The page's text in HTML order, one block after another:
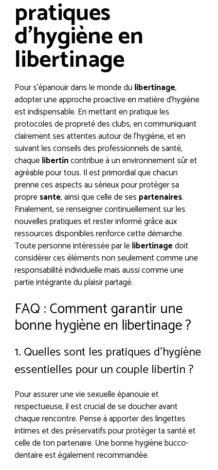
pratiques
d’hygiène en
libertinage
Pour s’épanouir dans le monde du libertinage,
adopter une approche proactive en matière d’hygiène
est indispensable. En mettant en pratique les
protocoles de propreté des clubs, en communiquant
clairement ses attentes autour de l’hygiène, et en
suivant les conseils des professionnels de santé,
chaquelibertincontribue à un environnement sûr et
agréable pour tous. Il est primordial que chacun
prenne ces aspects au sérieux pour protéger sa
propresante, ainsi que celle de ses partenaires.
Finalement, se renseigner continuellement sur les
nouvelles pratiques et rester informé grâce aux
ressources disponibles renforce cette démarche.
Toute personne intéressée par lelibertinagedoit
considérer ces éléments non seulement comme une
responsabilité individuelle mais aussi comme une
partie intégrante du plaisir partagé.
FAQ : Comment garantir une
bonne hygiène en libertinage ?
1. Quelles sont les pratiques d’hygiène
essentielles pour un couple libertin ?
Pour assurer une vie sexuelle épanouie et
respectueuse, il est crucial de se doucher avant
chaque rencontre. Pense à apporter des lingettes
intimes et des préservatifs pour protéger ta santé et
celle de ton partenaire. Une bonne hygiène bucco-
dentaire est également recommandée.